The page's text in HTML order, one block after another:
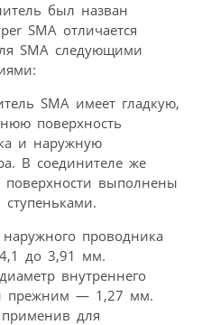
был назван
SMA отличается
SMA следующими
SMA имеет гладкую,
поверхность
и наружную
В соединителе же
поверхности выполнены
проводника
до 3,91 мм.
внутреннего
прежним — 1,27 мм.
применив для